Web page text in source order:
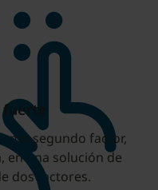
segundo factor,
en una solución de
dos factores.